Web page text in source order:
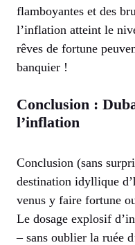
flamboyantes et des
l’inflation atteint le
rêves de fortune
banquier !
Conclusion :
l’inflation
Conclusion (sans
destination idyllique
venus y faire fortune
Le dosage explosif
– sans oublier la ruée